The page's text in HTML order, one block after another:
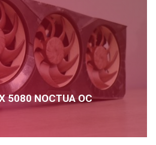
5080 NOCTUA OC